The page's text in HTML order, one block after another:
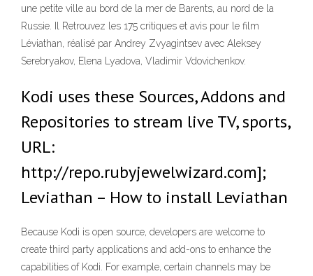
une petite ville au bord de la mer de Barents, au nord de la
Russie. Il Retrouvez les 175 critiques et avis pour le film
Léviathan, réalisé par Andrey Zvyagintsev avec Aleksey
Serebryakov, Elena Lyadova, Vladimir Vdovichenkov.
Kodi uses these Sources, Addons and
Repositories to stream live TV, sports,
URL:
http://repo.rubyjewelwizard.com];
Leviathan – How to install Leviathan
Because Kodi is open source, developers are welcome to
create third party applications and add-ons to enhance the
capabilities of Kodi. For example, certain channels may be